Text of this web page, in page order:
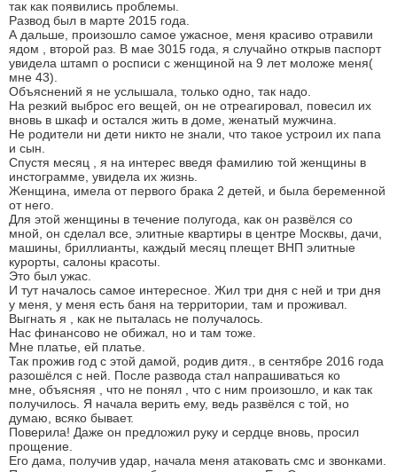
так как появились проблемы.
Развод был в марте 2015 года.
А дальше, произошло самое ужасное, меня красиво отравили
ядом , второй раз. В мае 3015 года, я случайно открыв паспорт
увидела штамп о росписи с женщиной на 9 лет моложе меня(
мне 43).
Объяснений я не услышала, только одно, так надо.
На резкий выброс его вещей, он не отреагировал, повесил их
вновь в шкаф и остался жить в доме, женатый мужчина.
Не родители ни дети никто не знали, что такое устроил их папа
и сын.
Спустя месяц , я на интерес введя фамилию той женщины в
инстограмме, увидела их жизнь.
Женщина, имела от первого брака 2 детей, и была беременной
от него.
Для этой женщины в течение полугода, как он развёлся со
мной, он сделал все, элитные квартиры в центре Москвы, дачи,
машины, бриллианты, каждый месяц плещет ВНП элитные
курорты, салоны красоты.
Это был ужас.
И тут началось самое интересное. Жил три дня с ней и три дня
у меня, у меня есть баня на территории, там и проживал.
Выгнать я , как не пыталась не получалось.
Нас финансово не обижал, но и там тоже.
Мне платье, ей платье.
Так прожив год с этой дамой, родив дитя., в сентябре 2016 года
разошёлся с ней. После развода стал напрашиваться ко
мне, объясняя , что не понял , что с ним произошло, и как так
получилось. Я начала верить ему, ведь развёлся с той, но
думаю, всяко бывает.
Поверила! Даже он предложил руку и сердце вновь, просил
прощение.
Его дама, получив удар, начала меня атаковать смс и звонками.